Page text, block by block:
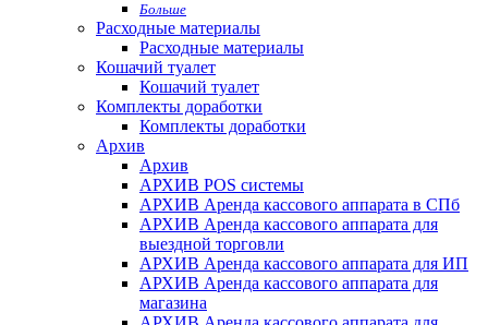
Больше
Расходные материалы
Расходные материалы
Кошачий туалет
Кошачий туалет
Комплекты доработки
Комплекты доработки
Архив
Архив
АРХИВ POS системы
АРХИВ Аренда кассового аппарата в СПб
АРХИВ Аренда кассового аппарата для
выездной торговли
АРХИВ Аренда кассового аппарата для ИП
АРХИВ Аренда кассового аппарата для
магазина